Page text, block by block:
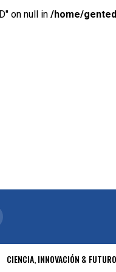
on null in /home/
CIENCIA, INNOVACIÓN & FUTURO